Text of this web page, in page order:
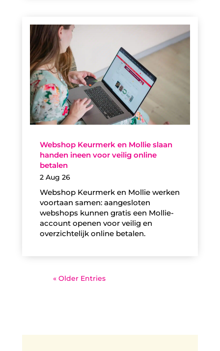
Webshop Keurmerk en Mollie slaan
handen ineen voor veilig online
betalen
2 Aug 26
Webshop Keurmerk en Mollie werken
voortaan samen: aangesloten
webshops kunnen gratis een Mollie-
account openen voor veilig en
overzichtelijk online betalen.
« Older Entries